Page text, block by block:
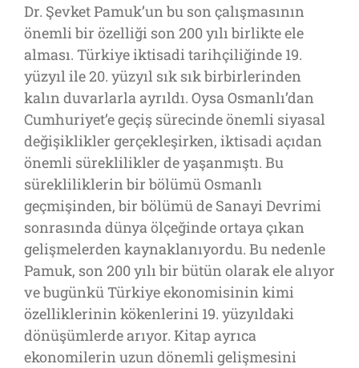
Dr. Şevket Pamuk’un bu son çalışmasının
önemli bir özelliği son 200 yılı birlikte ele
alması. Türkiye iktisadi tarihçiliğinde 19.
yüzyıl ile 20. yüzyıl sık sık birbirlerinden
kalın duvarlarla ayrıldı. Oysa Osmanlı’dan
Cumhuriyet’e geçiş sürecinde önemli siyasal
değişiklikler gerçekleşirken, iktisadi açıdan
önemli süreklilikler de yaşanmıştı. Bu
sürekliliklerin bir bölümü Osmanlı
geçmişinden, bir bölümü de Sanayi Devrimi
sonrasında dünya ölçeğinde ortaya çıkan
gelişmelerden kaynaklanıyordu. Bu nedenle
Pamuk, son 200 yılı bir bütün olarak ele alıyor
ve bugünkü Türkiye ekonomisinin kimi
özelliklerinin kökenlerini 19. yüzyıldaki
dönüşümlerde arıyor. Kitap ayrıca
ekonomilerin uzun dönemli gelişmesini